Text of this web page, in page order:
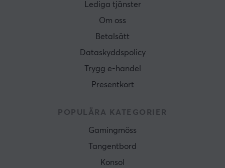
Lediga tjänster
Om oss
Betalsätt
Dataskyddspolicy
Trygg e-handel
Presentkort
POPULÄRA KATEGORIER
Gamingmöss
Tangentbord
Konsol